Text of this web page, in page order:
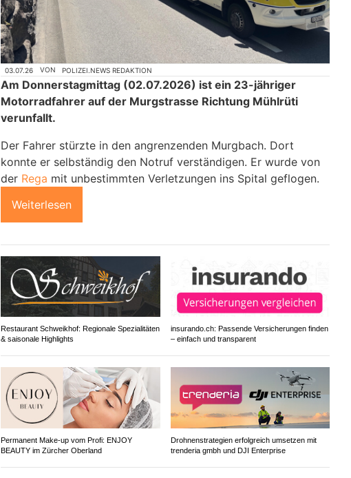
03.07.26 VON POLIZEI.NEWS REDAKTION
Am Donnerstagmittag (02.07.2026) ist ein 23-jähriger
Motorradfahrer auf der Murgstrasse Richtung Mühlrüti
verunfallt.
Der Fahrer stürzte in den angrenzenden Murgbach. Dort
konnte er selbständig den Notruf verständigen. Er wurde von
der Rega mit unbestimmten Verletzungen ins Spital geflogen.
Weiterlesen
Restaurant Schweikhof: Regionale Spezialitäten
& saisonale Highlights
insurando.ch: Passende Versicherungen finden
– einfach und transparent
Permanent Make-up vom Profi: ENJOY
BEAUTY im Zürcher Oberland
Drohnenstrategien erfolgreich umsetzen mit
trenderia gmbh und DJI Enterprise